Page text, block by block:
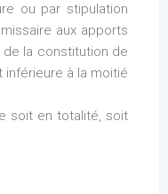
ou par stipulation
aux apports
de la constitution de
à la moitié
soit en totalité, soit